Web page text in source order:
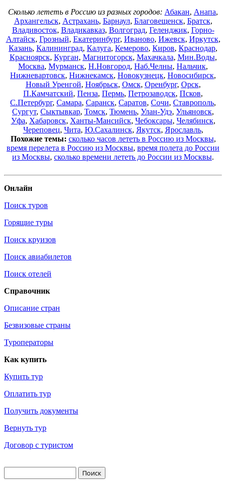
Сколько лететь в Россию из разных городов: Абакан, Анапа,
Архангельск, Астрахань, Барнаул, Благовещенск, Братск,
Владивосток, Владикавказ, Волгоград, Геленджик, Горно-
Алтайск, Грозный, Екатеринбург, Иваново, Ижевск, Иркутск,
Казань, Калининград, Калуга, Кемерово, Киров, Краснодар,
Красноярск, Курган, Магнитогорск, Махачкала, Мин.Воды,
Москва, Мурманск, Н.Новгород, Наб.Челны, Нальчик,
Нижневартовск, Нижнекамск, Новокузнецк, Новосибирск,
Новый Уренгой, Ноябрьск, Омск, Оренбург, Орск,
П.Камчатский, Пенза, Пермь, Петрозаводск, Псков,
С.Петербург, Самара, Саранск, Саратов, Сочи, Ставрополь,
Сургут, Сыктывкар, Томск, Тюмень, Улан-Удэ, Ульяновск,
Уфа, Хабаровск, Ханты-Мансийск, Чебоксары, Челябинск,
Череповец, Чита, Ю.Сахалинск, Якутск, Ярославль,
Похожие темы: сколько часов лететь в Россию из Москвы,
время перелета в Россию из Москвы, время полета до России
из Москвы, сколько времени лететь до России из Москвы.
Онлайн
Поиск туров
Горящие туры
Поиск круизов
Поиск авиабилетов
Поиск отелей
Справочник
Описание стран
Безвизовые страны
Туроператоры
Как купить
Купить тур
Оплатить тур
Получить документы
Вернуть тур
Договор с туристом